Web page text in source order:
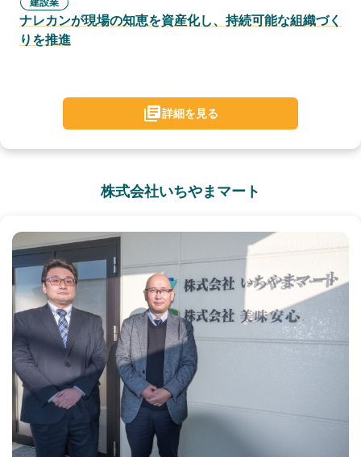
建設業
ナレカンが現場の知恵を資産化し、持続可能な組織づく
りを推進
詳細を見る
株式会社いちやまマート